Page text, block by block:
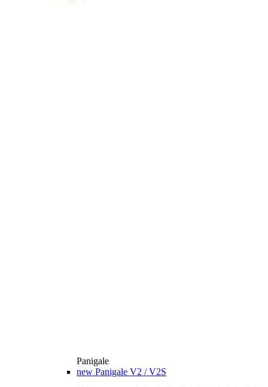
Panigale
new Panigale V2 / V2S